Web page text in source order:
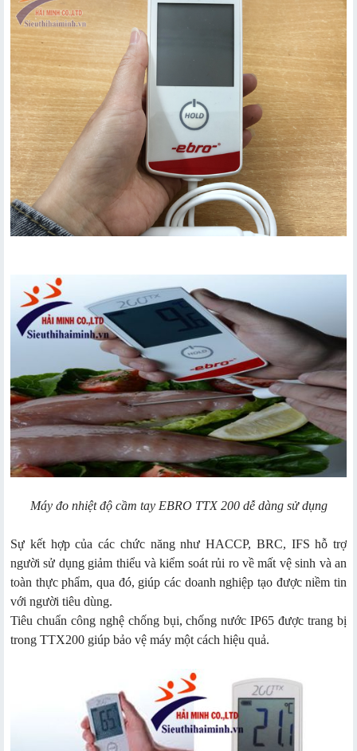
Máy đo nhiệt độ cầm tay EBRO TTX 200 dễ dàng sử dụng
Sự kết hợp của các chức năng như HACCP, BRC, IFS hỗ trợ
người sử dụng giảm thiểu và kiểm soát rủi ro về mất vệ sinh và an
toàn thực phẩm, qua đó, giúp các doanh nghiệp tạo được niềm tin
với người tiêu dùng.
Tiêu chuẩn công nghệ chống bụi, chống nước IP65 được trang bị
trong TTX200 giúp bảo vệ máy một cách hiệu quả.